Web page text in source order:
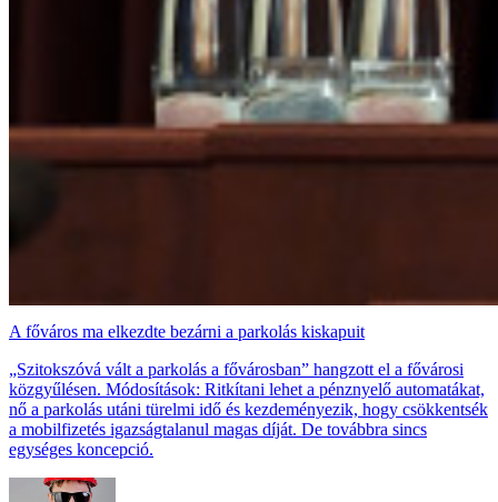
A főváros ma elkezdte bezárni a parkolás kiskapuit
„Szitokszóvá vált a parkolás a fővárosban” hangzott el a fővárosi
közgyűlésen. Módosítások: Ritkítani lehet a pénznyelő automatákat,
nő a parkolás utáni türelmi idő és kezdeményezik, hogy csökkentsék
a mobilfizetés igazságtalanul magas díját. De továbbra sincs
egységes koncepció.